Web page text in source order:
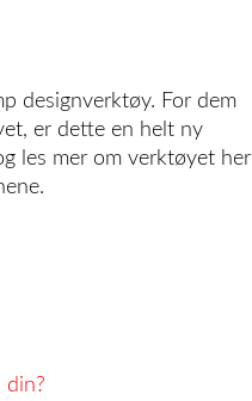
designverktøy. For dem
er dette en helt ny
les mer om verktøyet her
din?